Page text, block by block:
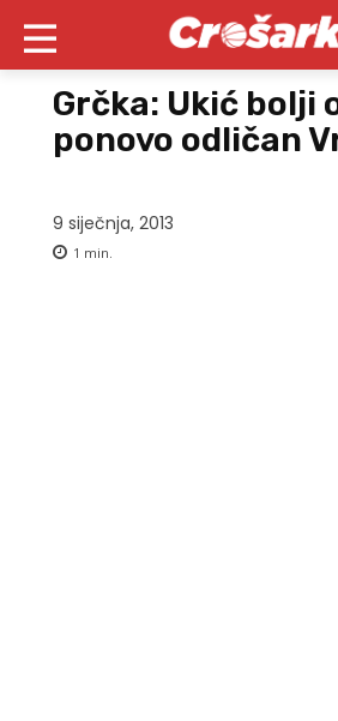
Grčka: Ukić bolji
ponovo odličan
9 siječnja, 2013
1 min.